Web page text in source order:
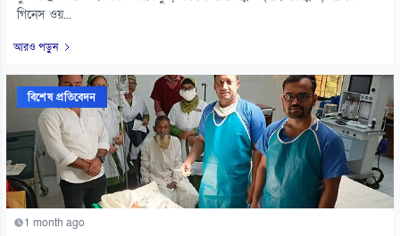
গিনেস ওয়...
আরও পড়ুন
বিশেষ প্রতিবেদন
1 month ago